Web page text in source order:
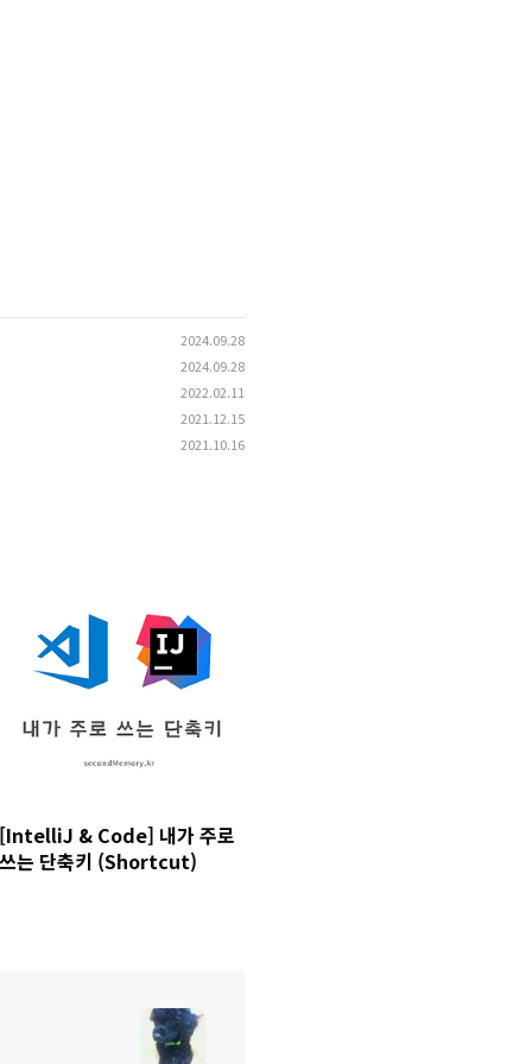
2024.09.28
2024.09.28
2022.02.11
2021.12.15
2021.10.16
[IntelliJ & Code] 내가 주로
쓰는 단축키 (Shortcut)